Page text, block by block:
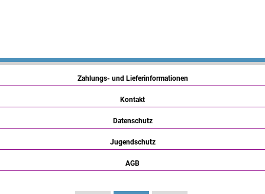
Zahlungs- und Lieferinformationen
Kontakt
Datenschutz
Jugendschutz
AGB